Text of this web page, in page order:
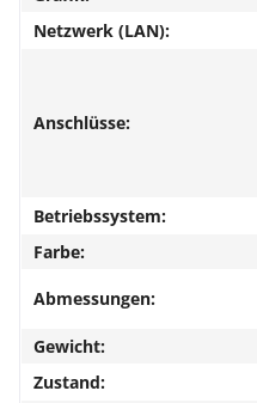
Netzwerk (LAN):
Anschlüsse:
Betriebssystem:
Farbe:
Abmessungen:
Gewicht:
Zustand: